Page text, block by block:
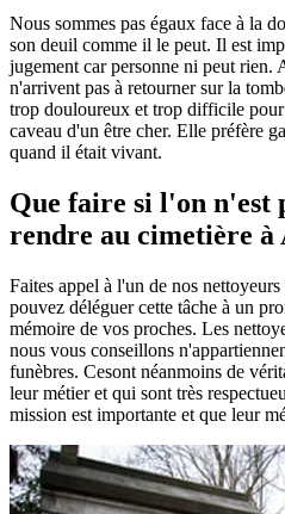
Nous sommes pas égaux face à la
son deuil comme il le peut. Il est
jugement car personne ni peut rien.
n'arrivent pas à retourner sur la
trop douloureux et trop difficile
caveau d'un être cher. Elle préfère
quand il était vivant.
Que faire si l'on n'est
rendre au cimetière à
Faites appel à l'un de nos
pouvez déléguer cette tâche à un
mémoire de vos proches. Les
nous vous conseillons
funèbres. Cesont néanmoins de
leur métier et qui sont très
mission est importante et que leur